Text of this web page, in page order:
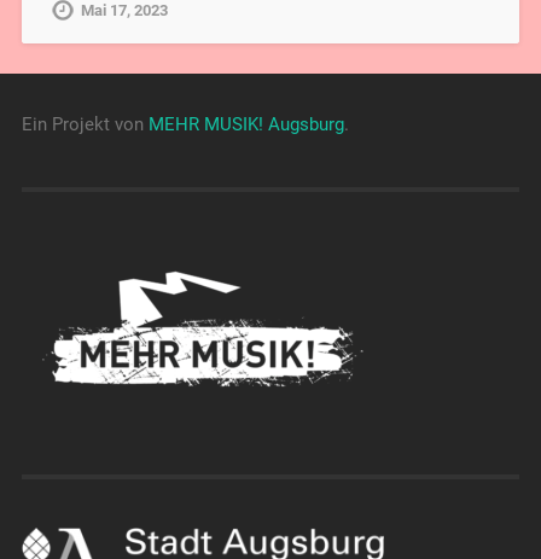
Mai 17, 2023
Ein Projekt von MEHR MUSIK! Augsburg.